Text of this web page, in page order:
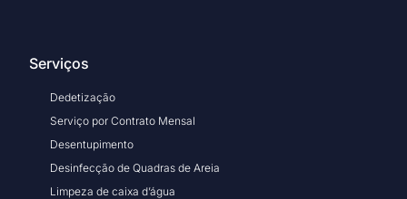
Serviços
Dedetização
Serviço por Contrato Mensal
Desentupimento
Desinfecção de Quadras de Areia
Limpeza de caixa d’água